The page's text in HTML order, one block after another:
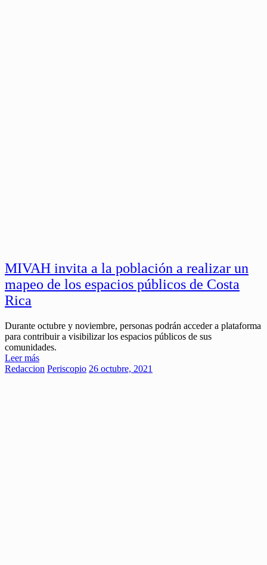
MIVAH invita a la población a realizar un
mapeo de los espacios públicos de Costa
Rica
Durante octubre y noviembre, personas podrán acceder a plataforma
para contribuir a visibilizar los espacios públicos de sus
comunidades.
Leer más
Redaccion Periscopio 26 octubre, 2021